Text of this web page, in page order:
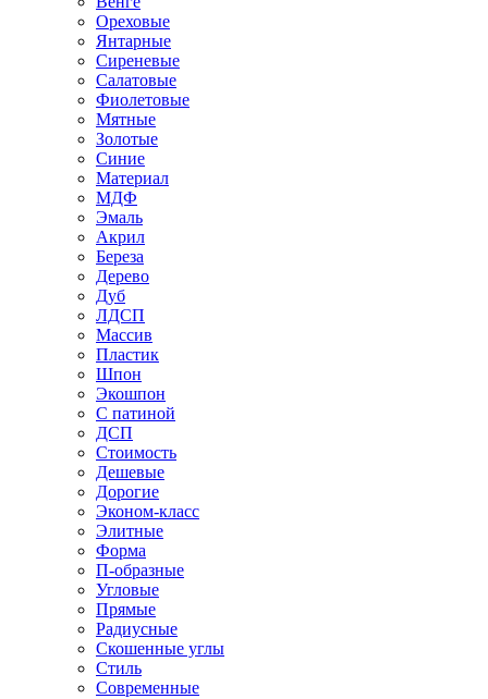
Ореховые
Янтарные
Сиреневые
Салатовые
Фиолетовые
Мятные
Золотые
Синие
Материал
МДФ
Эмаль
Акрил
Береза
Дерево
Дуб
ЛДСП
Массив
Пластик
Шпон
Экошпон
С патиной
ДСП
Стоимость
Дешевые
Дорогие
Эконом-класс
Элитные
Форма
П-образные
Угловые
Прямые
Радиусные
Скошенные углы
Стиль
Современные